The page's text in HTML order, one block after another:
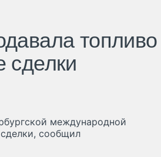
сделки
международной
сообщил